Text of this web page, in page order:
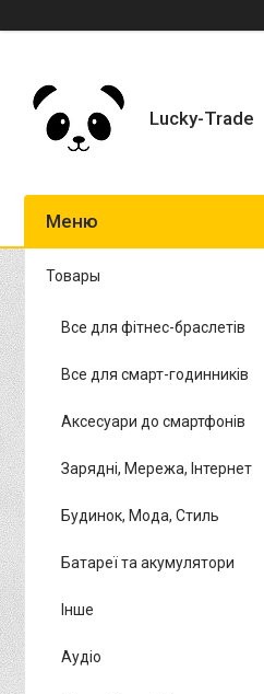
Lucky-Trade
Товары
Все для фітнес-браслетів
Все для смарт-годинників
Аксесуари до смартфонів
Зарядні, Мережа, Інтернет
Будинок, Мода, Стиль
Батареї та акумулятори
Інше
Аудіо